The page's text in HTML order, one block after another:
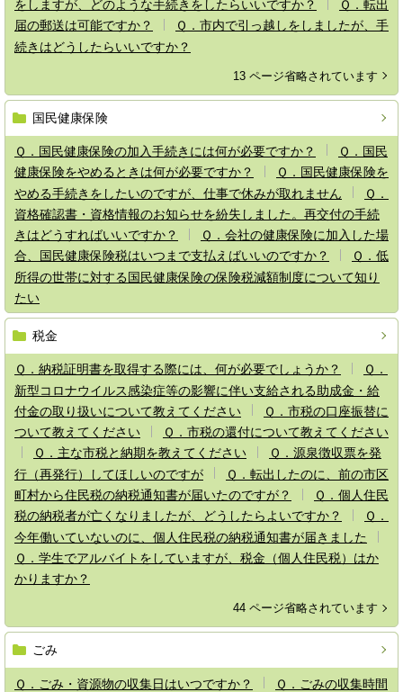
をしますが、どのような手続きをしたらいいですか？
Ｑ．転出
届の郵送は可能ですか？
Ｑ．市内で引っ越しをしましたが、手
続きはどうしたらいいですか？
13 ページ省略されています
国民健康保険
Ｑ．国民健康保険の加入手続きには何が必要ですか？
Ｑ．国民
健康保険をやめるときは何が必要ですか？
Ｑ．国民健康保険を
やめる手続きをしたいのですが、仕事で休みが取れません
Ｑ．
資格確認書・資格情報のお知らせを紛失しました。再交付の手続
きはどうすればいいですか？
Ｑ．会社の健康保険に加入した場
合、国民健康保険税はいつまで支払えばいいのですか？
Ｑ．低
所得の世帯に対する国民健康保険の保険税減額制度について知り
たい
税金
Ｑ．納税証明書を取得する際には、何が必要でしょうか？
Ｑ．
新型コロナウイルス感染症等の影響に伴い支給される助成金・給
付金の取り扱いについて教えてください
Ｑ．市税の口座振替に
ついて教えてください
Ｑ．市税の還付について教えてください
Ｑ．主な市税と納期を教えてください
Ｑ．源泉徴収票を発
行（再発行）してほしいのですが
Ｑ．転出したのに、前の市区
町村から住民税の納税通知書が届いたのですが？
Ｑ．個人住民
税の納税者が亡くなりましたが、どうしたらよいですか？
Ｑ．
今年働いていないのに、個人住民税の納税通知書が届きました
Ｑ．学生でアルバイトをしていますが、税金（個人住民税）はか
かりますか？
44 ページ省略されています
ごみ
Ｑ．ごみ・資源物の収集日はいつですか？
Ｑ．ごみの収集時間